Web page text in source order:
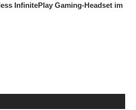
InfinitePlay Gaming-Headset im